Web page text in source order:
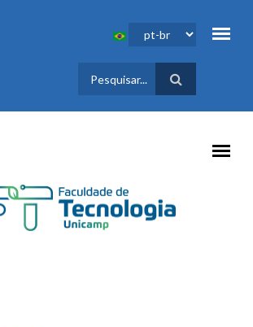
FORMULÁRIO
DE BUSCA